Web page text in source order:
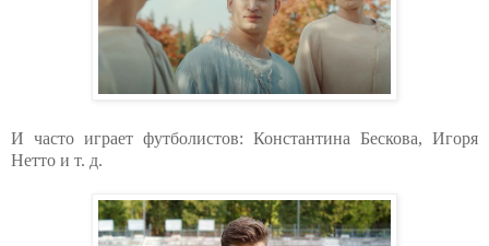
И часто играет футболистов: Константина Бескова, Игоря
Нетто и т. д.